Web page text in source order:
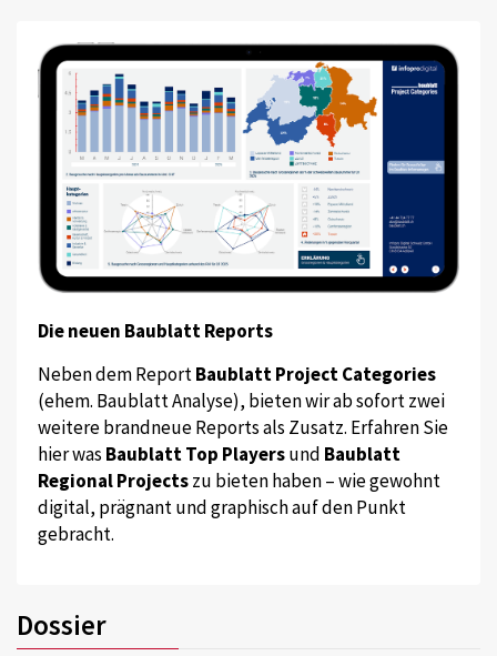
Die neuen Baublatt Reports
Neben dem ReportBaublatt Project Categories
(ehem. Baublatt Analyse), bieten wir ab sofort zwei
weitere brandneue Reports als Zusatz. Erfahren Sie
hier was Baublatt Top Playersund Baublatt
Regional Projectszu bieten haben – wie gewohnt
digital, prägnant und graphisch auf den Punkt
gebracht.
Dossier